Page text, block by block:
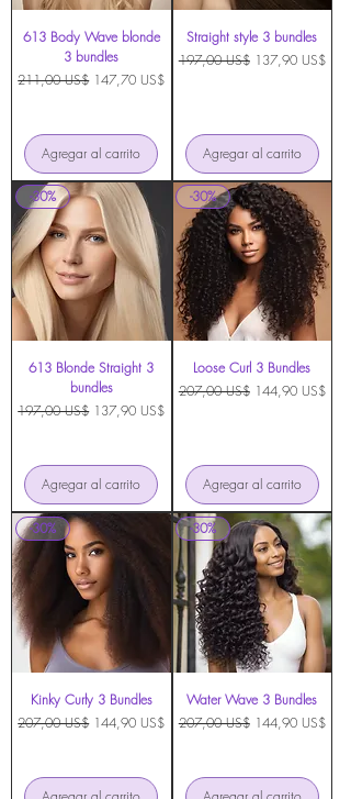
613 Body Wave blonde
3 bundles
Precio
211,00 US$ Precio de oferta
147,70 US$
Agregar al carrito
Straight style 3 bundles
Precio
197,00 US$ Precio de oferta
137,90 US$
Agregar al carrito
-30%
613 Blonde Straight 3
bundles
Precio
197,00 US$ Precio de oferta
137,90 US$
Agregar al carrito
-30%
Loose Curl 3 Bundles
Precio
207,00 US$ Precio de oferta
144,90 US$
Agregar al carrito
-30%
Kinky Curly 3 Bundles
Precio
207,00 US$ Precio de oferta
144,90 US$
-30%
Water Wave 3 Bundles
Precio
207,00 US$ Precio de oferta
144,90 US$